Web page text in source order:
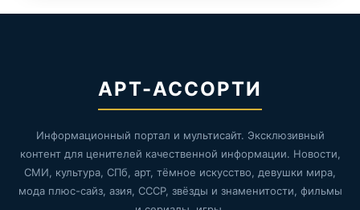
АРТ-АССОРТИ
Информационный портал и мультисайт. Эксклюзивный
контент для ценителей качественной информации. Новости,
СМИ, культура, СПб, арт, тёмное искусство, девушки мира,
мода плюс-сайз, азия, СССР, звёзды и знаменитости, фильмы